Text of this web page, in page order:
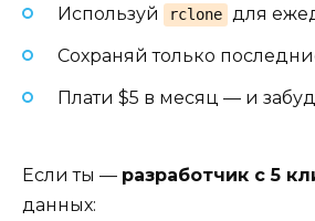
Используй rclone для
Сохраняй только
Плати $5 в месяц — и
Если ты — разработчик с 5
данных: